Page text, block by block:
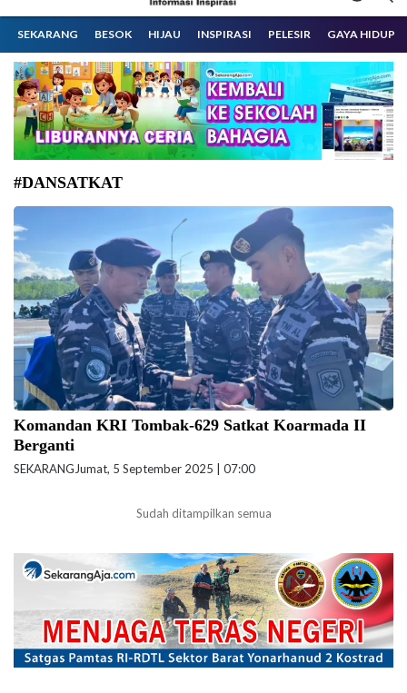
SEKARANG BESOK HIJAU INSPIRASI PELESIR GAYA HIDUP
#DANSATKAT
Jabatan Komandan KRI Tombak-629 resmi diserahterimakan dari
Letkol Laut (P) Garmadi, M.M.D.S., kepada Letkol Laut (P) Agung
Susetio, B.Eng., M.Eng. (Foto: Pen/2)
Komandan KRI Tombak-629 Satkat Koarmada II
Berganti
SEKARANGJumat, 5 September 2025 | 07:00
Sudah ditampilkan semua